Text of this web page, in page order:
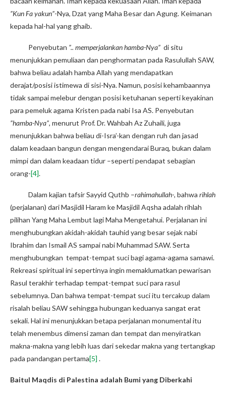
”Kun Fa yakun”-Nya, Dzat yang Maha Besar dan Agung. Keimanan
kepada hal-hal yang ghaib.
Penyebutan ”.. memperjalankan hamba-Nya” di situ
menunjukkan pemuliaan dan penghormatan pada Rasulullah SAW,
bahwa beliau adalah hamba Allah yang mendapatkan
derajat/posisi istimewa di sisi-Nya. Namun, posisi kehambaannya
tidak sampai melebur dengan posisi ketuhanan seperti keyakinan
para pemeluk agama Kristen pada nabi Isa AS. Penyebutan
”hamba-Nya”, menurut Prof. Dr. Wahbah Az Zuhaili, juga
menunjukkan bahwa beliau di-Isra’-kan dengan ruh dan jasad
dalam keadaan bangun dengan mengendarai Buraq, bukan dalam
mimpi dan dalam keadaan tidur –seperti pendapat sebagian
orang-[4].
Dalam kajian tafsir Sayyid Quthb –rahimahullah-, bahwa rihlah
(perjalanan) dari Masjidil Haram ke Masjidil Aqsha adalah rihlah
pilihan Yang Maha Lembut lagi Maha Mengetahui. Perjalanan ini
menghubungkan akidah-akidah tauhid yang besar sejak nabi
Ibrahim dan Ismail AS sampai nabi Muhammad SAW. Serta
menghubungkan tempat-tempat suci bagi agama-agama samawi.
Rekreasi spiritual ini sepertinya ingin memaklumatkan pewarisan
Rasul terakhir terhadap tempat-tempat suci para rasul
sebelumnya. Dan bahwa tempat-tempat suci itu tercakup dalam
risalah beliau SAW sehingga hubungan keduanya sangat erat
sekali. Hal ini menunjukkan betapa perjalanan monumental itu
telah menembus dimensi zaman dan tempat dan menyiratkan
makna-makna yang lebih luas dari sekedar makna yang tertangkap
pada pandangan pertama[5] .
Baitul Maqdis di Palestina adalah Bumi yang Diberkahi